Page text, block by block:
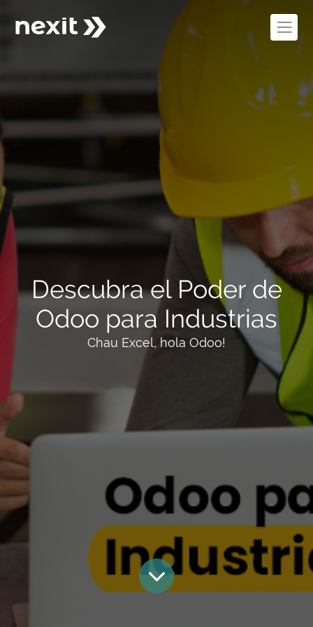
Descubra el Poder de
Odoo para Industrias
Chau Excel, hola Odoo!